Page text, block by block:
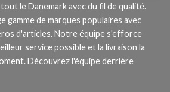
le Danemark avec du fil de qualité.
gamme de marques populaires avec
d'articles. Notre équipe s'efforce
service possible et la livraison la
Découvrez l'équipe derrière